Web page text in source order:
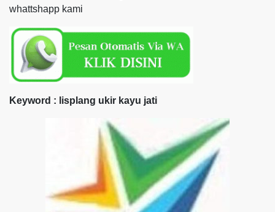
whattshapp kami
Keyword : lisplang ukir kayu jati